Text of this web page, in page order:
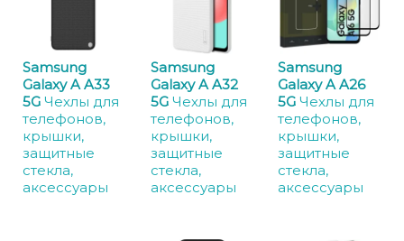
Samsung
Galaxy A A33
5G Чехлы для
телефонов,
крышки,
защитные
стекла,
аксессуары
Samsung
Galaxy A A32
5G Чехлы для
телефонов,
крышки,
защитные
стекла,
аксессуары
Samsung
Galaxy A A26
5GЧехлы для
телефонов,
крышки,
защитные
стекла,
аксессуары